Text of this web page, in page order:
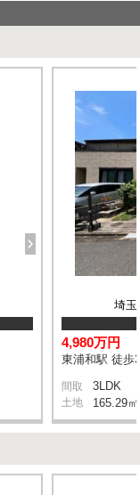
埼玉
4,980万円
東浦和駅 徒歩
間取 3LDK
土地 165.29㎡